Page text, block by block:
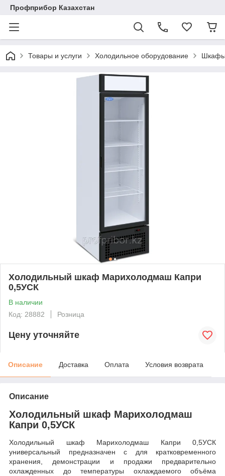
Профприбор Казахстан
Товары и услуги Холодильное оборудование Шкафы
Холодильный шкаф Марихолодмаш Капри
0,5УСК
В наличии
Код: 28882
Розница
Цену уточняйте
Описание Доставка Оплата Условия возврата
Описание
Холодильный шкаф Марихолодмаш
Капри 0,5УСК
Холодильный шкаф Марихолодмаш Капри 0,5УСК
универсальный предназначен с для кратковременного
хранения, демонстрации и продажи предварительно
охлажденных до температуры охлаждаемого объёма